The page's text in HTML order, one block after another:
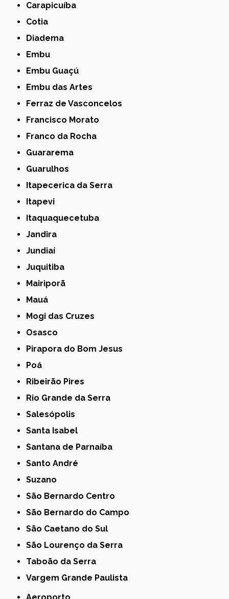
Carapicuíba
Cotia
Diadema
Embu
Embu Guaçú
Embu das Artes
Ferraz de Vasconcelos
Francisco Morato
Franco da Rocha
Guararema
Guarulhos
Itapecerica da Serra
Itapevi
Itaquaquecetuba
Jandira
Jundiaí
Juquitiba
Mairiporã
Mauá
Mogi das Cruzes
Osasco
Pirapora do Bom Jesus
Poá
Ribeirão Pires
Rio Grande da Serra
Salesópolis
Santa Isabel
Santana de Parnaíba
Santo André
Suzano
São Bernardo Centro
São Bernardo do Campo
São Caetano do Sul
São Lourenço da Serra
Taboão da Serra
Vargem Grande Paulista